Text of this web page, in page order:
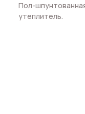
Пол-
утеплитель.